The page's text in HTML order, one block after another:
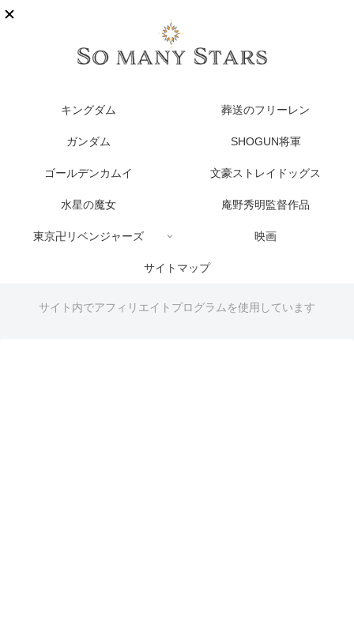
キングダム 葬送のフリーレン
ガンダム SHOGUN将軍
ゴールデンカムイ 文豪ストレイドッグス
水星の魔女 庵野秀明監督作品
東京卍リベンジャーズ 映画
サイトマップ
サイト内でアフィリエイトプログラムを使用しています